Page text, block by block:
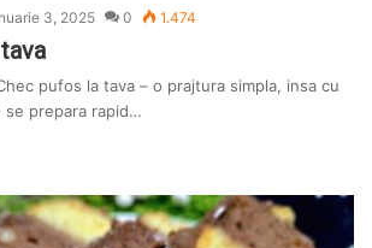
3, 2025 0 1.474
pufos la tava – o prajtura simpla, insa cu
se prepara rapid…